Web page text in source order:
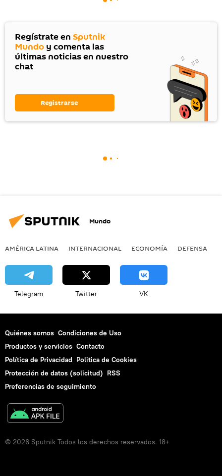
Regístrate en Sputnik
Mundo y comenta las
últimas noticias en nuestro
chat
Registrarse
Mundo
AMÉRICA LATINA INTERNACIONAL ECONOMÍA DEFENSA
Telegram Twitter VK
Quiénes somos Condiciones de Uso
Productos y servicios Contacto
Política de Privacidad Politica de Cookies
Protección de datos (solicitud) RSS
Preferencias de seguimiento
© 2026 Sputnik Todos los derechos reservados. 18+